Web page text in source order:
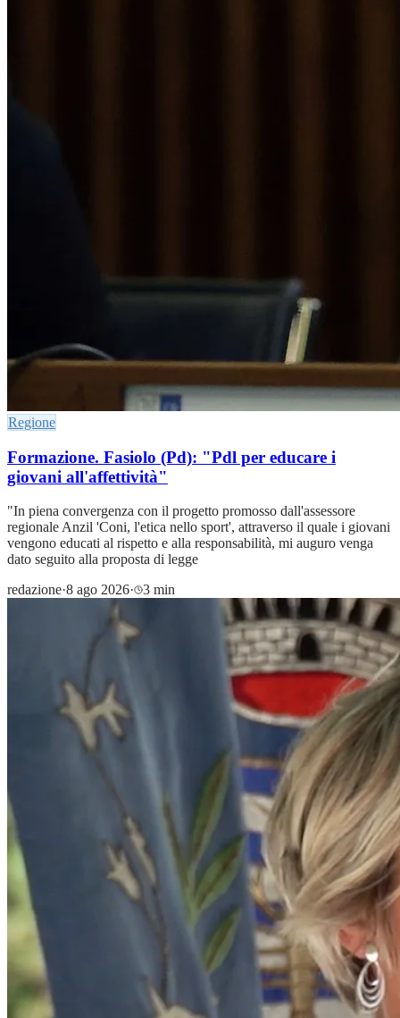
Regione
Formazione. Fasiolo (Pd): "Pdl per educare i
giovani all'affettività"
"In piena convergenza con il progetto promosso dall'assessore
regionale Anzil 'Coni, l'etica nello sport', attraverso il quale i giovani
vengono educati al rispetto e alla responsabilità, mi auguro venga
dato seguito alla proposta di legge
redazione·8 ago 2026· 3 min